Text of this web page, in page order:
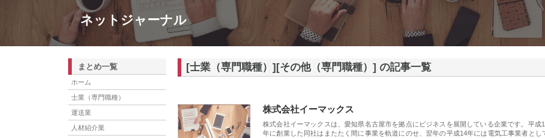
ネットジャーナル
まとめ一覧
ホーム
士業（専門職種）
運送業
人材紹介業
[士業（専門職種）][その他（専門職種）] の記事一覧
株式会社イーマックス
株式会社イーマックスは、愛知県名古屋市を拠点にビジネスを展開している企業です。平成
年に創業した同社はまたたく間に事業を軌道にのせ、翌年の平成14年には電気工事業者とし